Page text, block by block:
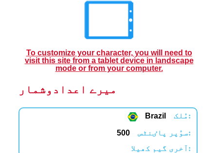
To customize your character, you will need to
visit this site from a tablet device in landscape
mode or from your computer.
میرے اعدادوشمار
مُلک: Brazil
سوُپر پاٸنٹس:
500
آخری گیم کھیلا: